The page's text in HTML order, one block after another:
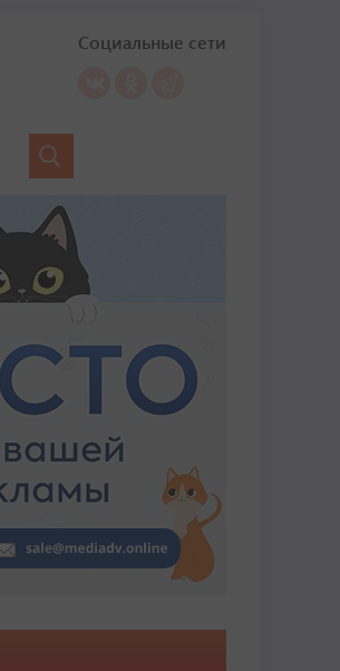
Социальные сети